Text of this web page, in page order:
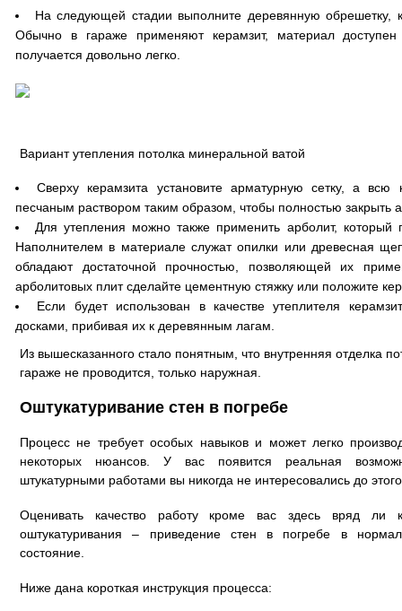
На следующей стадии выполните деревянную обрешетку,
Обычно в гараже применяют керамзит, материал
получается довольно легко.
Вариант утепления потолка минеральной ватой
Сверху керамзита установите арматурную сетку, а всю
песчаным раствором таким образом, чтобы полностью закрыть
Для утепления можно также применить арболит, который
Наполнителем в материале служат опилки или древесная
обладают достаточной прочностью, позволяющей их
арболитовых плит сделайте цементную стяжку или положите
Если будет использован в качестве утеплителя
досками, прибивая их к деревянным лагам.
Из вышесказанного стало понятным, что внутренняя отделка
гараже не проводится, только наружная.
Оштукатуривание стен в погребе
Процесс не требует особых навыков и может легко
некоторых нюансов. У вас появится реальная
штукатурными работами вы никогда не интересовались до
Оценивать качество работу кроме вас здесь вряд ли
оштукатуривания – приведение стен в погребе в
состояние.
Ниже дана короткая инструкция процесса: